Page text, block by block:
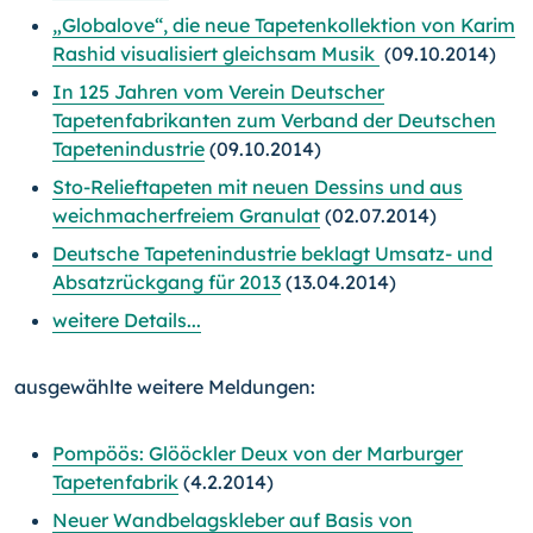
„Globalove“, die neue Tapetenkollektion von Karim
Rashid visualisiert gleichsam Musik (09.10.2014)
In 125 Jahren vom Verein Deutscher
Tapetenfabrikanten zum Verband der Deutschen
Tapetenindustrie (09.10.2014)
Sto-Relieftapeten mit neuen Dessins und aus
weichmacherfreiem Granulat (02.07.2014)
Deutsche Tapetenindustrie beklagt Umsatz- und
Absatzrückgang für 2013 (13.04.2014)
weitere Details...
ausgewählte weitere Meldungen:
Pompöös: Glööckler Deux von der Marburger
Tapetenfabrik (4.2.2014)
Neuer Wandbelagskleber auf Basis von